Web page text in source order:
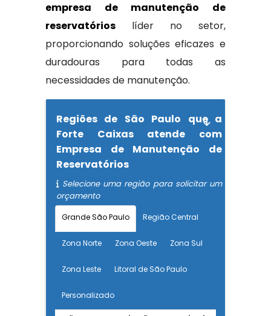
empresa de manutenção de
reservatórioslíder no setor,
proporcionando soluções eficazes e
duradouras para todas as
necessidades de manutenção.
Regiões de São Paulo que a
Forte Caixas atende com
Empresa de Manutenção de
Reservatórios
Selecione uma região para solicitar um
orçamento
Grande São Paulo Região Central
Zona Norte Zona Oeste Zona Sul
Zona Leste Litoral de São Paulo
Personalizado